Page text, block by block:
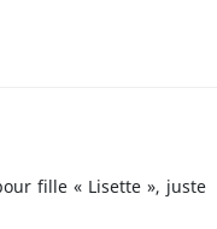
fille « Lisette », juste